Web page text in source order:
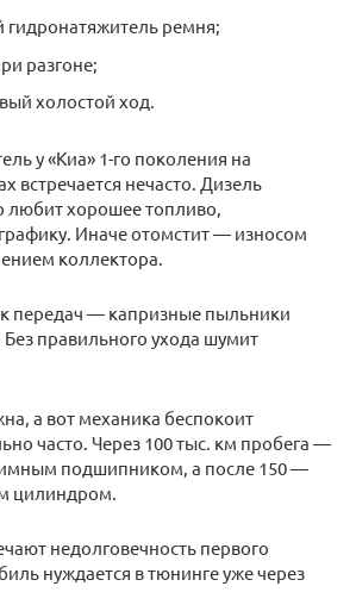
гидронатяжитель ремня;
разгоне;
холостой ход.
у «Киа» 1-го поколения на
встречается нечасто. Дизель
любит хорошее топливо,
Иначе отомстит — износом
коллектора.
передач — капризные пыльники
правильного ухода шумит
а вот механика беспокоит
часто. Через 100 тыс. км пробега —
подшипником, а после 150 —
цилиндром.
недолговечность первого
нуждается в тюнинге уже через